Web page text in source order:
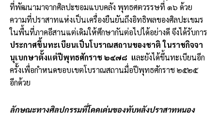
ที่พัฒนามาจากศิลปะขอมแบบคลัง พุทธศตวรรษที่ ๑๖ ด้วย
ความที่ปราสาทแห่งเป็นเครื่องยืนยันถึงอิทธิพลของศิลปะเขมร
ในพื้นที่ภาคอีสานแต่เดิมให้ศึกษากันต่อไปได้อย่างดี จึงได้รับการ
ประกาศขึ้นทะเบียนเป็นโบราณสถานของชาติ ในราชกิจจา
นุเบกษาตั้งแต่ปีพุทธศักราช ๒๔๗๘ และยังได้ขึ้นทะเบียนอีก
ครั้งเพื่อกำหนดขอบเขตโบราณสถานมื่อปีพุทธศักราช ๒๕๒๕
อีกด้วย
ลักษณะทางศิลปกรรมที่โดดเด่นของทับหลังปราสาทหนอง